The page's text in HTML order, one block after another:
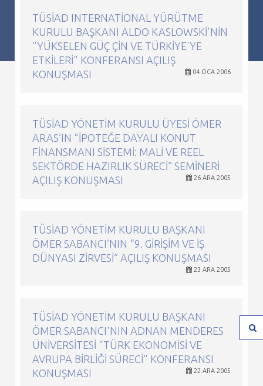
TÜSİAD INTERNATIONAL YÜRÜTME
KURULU BAŞKANI ALDO KASLOWSKI'NIN
"YÜKSELEN GÜÇ ÇIN VE TÜRKIYE'YE
ETKILERI" KONFERANSI AÇILIŞ
KONUŞMASI
04 OCA 2006
TÜSİAD YÖNETIM KURULU ÜYESI ÖMER
ARAS’IN “İPOTEĞE DAYALI KONUT
FINANSMANI SISTEMI: MALI VE REEL
SEKTÖRDE HAZIRLIK SÜRECI” SEMINERI
AÇILIŞ KONUŞMASI
26 ARA 2005
TÜSİAD YÖNETIM KURULU BAŞKANI
ÖMER SABANCI’NIN “9. GIRIŞIM VE İŞ
DÜNYASI ZIRVESI” AÇILIŞ KONUŞMASI
23 ARA 2005
TÜSİAD YÖNETIM KURULU BAŞKANI
ÖMER SABANCI'NIN ADNAN MENDERES
ÜNIVERSITESI “TÜRK EKONOMISI VE
AVRUPA BIRLIĞI SÜRECI" KONFERANSI
KONUŞMASI
22 ARA 2005